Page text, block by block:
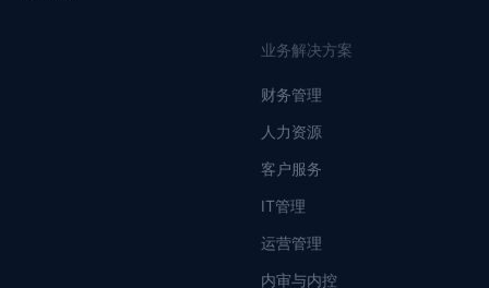
业务解决方案
财务管理
人力资源
客户服务
IT管理
运营管理
内审与内控